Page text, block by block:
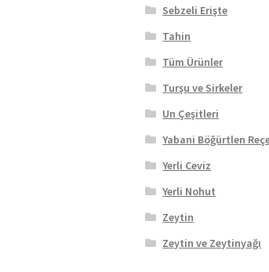
Sebzeli Erişte
Tahin
Tüm Ürünler
Turşu ve Sirkeler
Un Çeşitleri
Yabani Böğürtlen
Yerli Ceviz
Yerli Nohut
Zeytin
Zeytin ve Zeytinyağı